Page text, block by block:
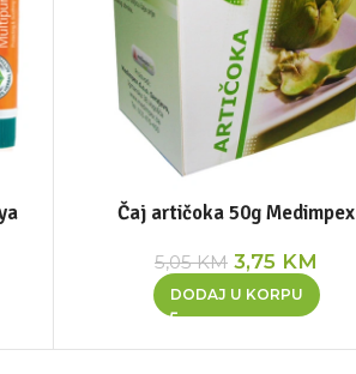
Čaj artičoka 50g Medimpex
5,05KM 3,75 KM
DODAJ U KORPU